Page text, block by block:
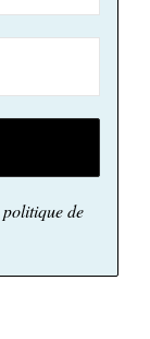
politique de